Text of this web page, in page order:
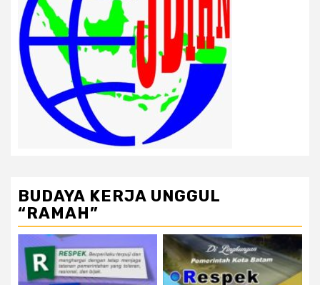
BUDAYA KERJA UNGGUL
“RAMAH”